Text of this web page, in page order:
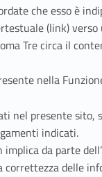
che esso è
(link)
Tre circa il
nella
nel presente sito,
indicati.
implica da parte
delle